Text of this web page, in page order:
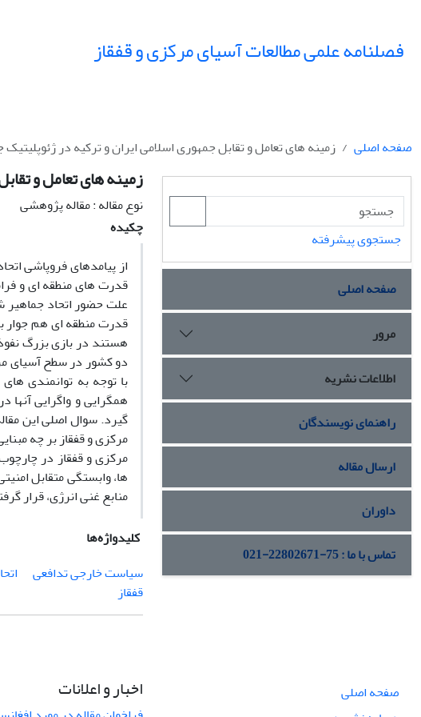
فصلنامه علمی مطالعات آسیای مرکزی و قفقاز
صفحه اصلی زمینه های تعامل و تقابل جمهوری اسلامی ایران و ترکیه در
زمینه های تعامل و
نوع مقاله : مقاله پژوهشی
چکیده
از پیامدهای فروپاشی
قدرت های منطقه ای و
علت حضور اتحاد جماهیر
قدرت منطقه ای هم جوار
هستند در بازی بزرگ
دو کشور در سطح آسیای
با توجه به توانمندی
همگرایی و واگرایی
گیرد. سوال اصلی این
مرکزی و قفقاز بر چه
ها، وابستگی متقابل
منابع غنی انرژی، قرار
کلیدواژه‌ها
سیاست خارجی تدافعی
قفقاز
جستجوی پیشرفته
صفحه اصلی
مرور
اطلاعات نشریه
راهنمای نویسندگان
ارسال مقاله
داوران
تماس با ما : 75-22802671-021
صفحه اصلی
اخبار و اعلانات